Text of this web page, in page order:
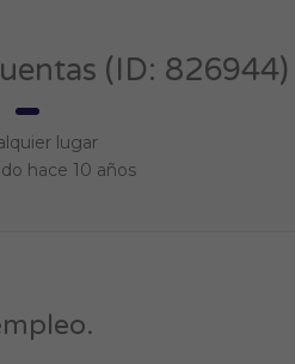
(ID: 826944)
lugar
hace 10 años